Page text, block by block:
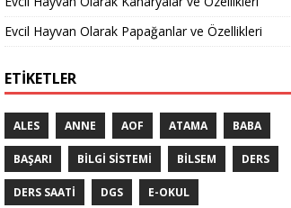
Evcil Hayvan Olarak Papağanlar ve Özellikleri
ETIKETLER
ALES ANNE AOF ATAMA BABA
BAŞARI BILGI SISTEMI BILSEM DERS
DERS SAATI DGS E-OKUL